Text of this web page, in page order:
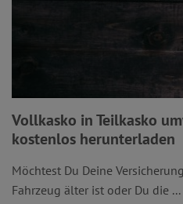
Vollkasko in Teilkasko
kostenlos herunterladen
Möchtest Du Deine
Fahrzeug älter ist oder Du die ...